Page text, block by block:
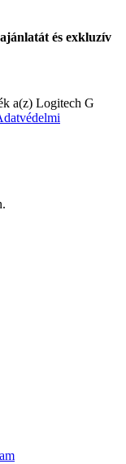
és exkluzív
a(z) Logitech G